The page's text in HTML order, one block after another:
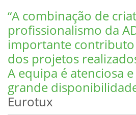
“A combinação de
profissionalismo da
importante contributo
dos projetos
A equipa é atenciosa
grande
Eurotux